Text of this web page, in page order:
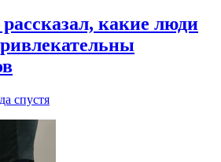
какие люди
спустя